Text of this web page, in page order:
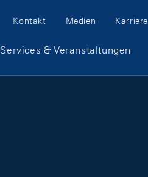
Meta Navigation
Kontakt Medien Karriere
Services & Veranstaltungen